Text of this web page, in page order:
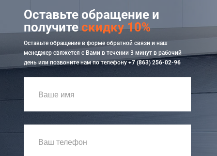
Оставьте обращение и
получитескидку 10%
Оставьте обращение в форме обратной связи и наш
менеджер свяжется с Вами в течении 3 минут в рабочий
день или позвоните нам по телефону+7 (863) 256-02-96